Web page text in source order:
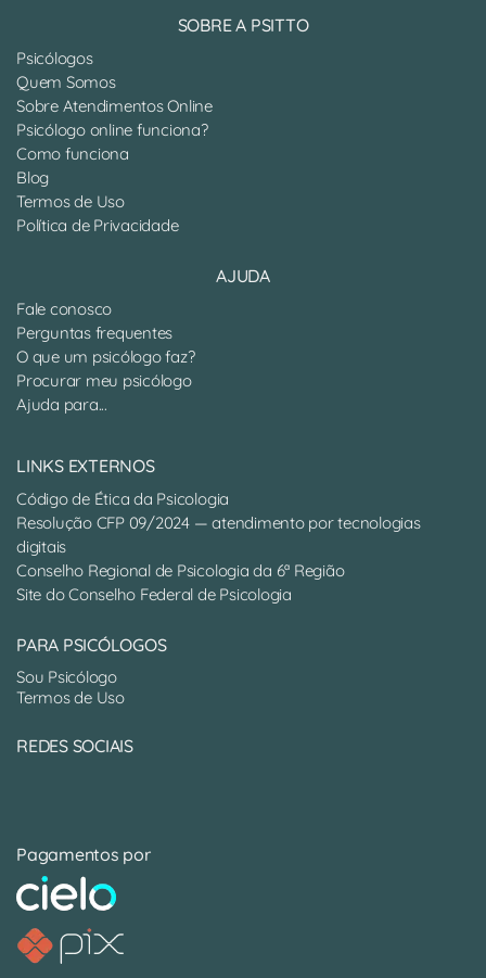
SOBRE A PSITTO
Psicólogos
Quem Somos
Sobre Atendimentos Online
Psicólogo online funciona?
Como funciona
Blog
Termos de Uso
Política de Privacidade
AJUDA
Fale conosco
Perguntas frequentes
O que um psicólogo faz?
Procurar meu psicólogo
Ajuda para...
LINKS EXTERNOS
Código de Ética da Psicologia
Resolução CFP 09/2024 — atendimento por tecnologias
digitais
Conselho Regional de Psicologia da 6ª Região
Site do Conselho Federal de Psicologia
PARA PSICÓLOGOS
Sou Psicólogo
Termos de Uso
REDES SOCIAIS
Pagamentos por